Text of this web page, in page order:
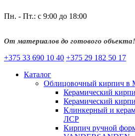
Пн. - Пт.: с 9:00 до 18:00
От материалов до готового объекта!
+375 33 690 10 40 +375 29 182 50 17
Каталог
Облицовочный кирпич в
Керамический
Керамический
Клинкерный и
ЛСР
Кирпич ручной